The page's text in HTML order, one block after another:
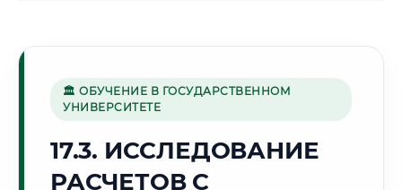
специальности"
Стоимость по программам обучения "Судебная экспертиза"
Стоимость по программам обучения "Экспертиза"
🏛 ОБУЧЕНИЕ В ГОСУДАРСТВЕННОМ
УНИВЕРСИТЕТЕ
17.3. ИССЛЕДОВАНИЕ
РАСЧЕТОВ С